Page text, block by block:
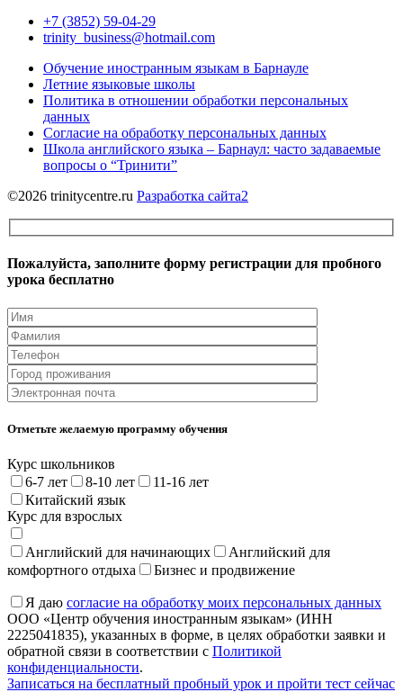
+7 (3852) 59-04-29
trinity_business@hotmail.com
Обучение иностранным языкам в Барнауле
Летние языковые школы
Политика в отношении обработки персональных
данных
Согласие на обработку персональных данных
Школа английского языка – Барнаул: часто задаваемые
вопросы о “Тринити”
©2026 trinitycentre.ru Разработка сайта2
Пожалуйста, заполните форму регистрации для пробного
урока бесплатно
Отметьте желаемую программу обучения
Курс школьников
6-7 лет
8-10 лет
11-16 лет
Китайский язык
Курс для взрослых
Английский для начинающих
Английский для
комфортного отдыха
Бизнес и продвижение
Я даю согласие на обработку моих персональных данных
ООО «Центр обучения иностранным языкам» (ИНН
2225041835), указанных в форме, в целях обработки заявки и
обратной связи в соответствии с Политикой
конфиденциальности.
Записаться на бесплатный пробный урок и пройти тест сейчас